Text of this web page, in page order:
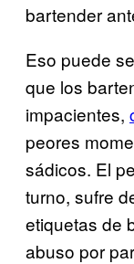
bartender
Eso puede
que los
impacientes,
peores
sádicos. El
turno, sufre
etiquetas de
abuso por